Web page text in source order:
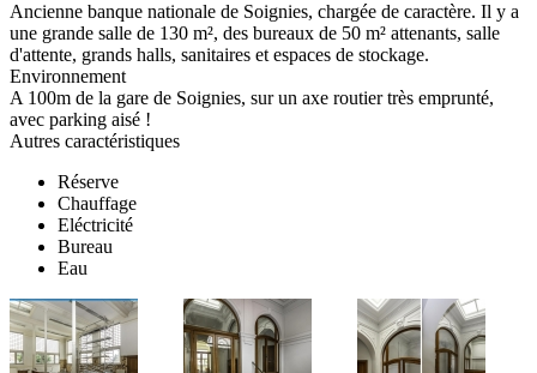
Ancienne banque nationale de Soignies, chargée de caractère. Il y a
une grande salle de 130 m², des bureaux de 50 m² attenants, salle
d'attente, grands halls, sanitaires et espaces de stockage.
Environnement
A 100m de la gare de Soignies, sur un axe routier très emprunté,
avec parking aisé !
Autres caractéristiques
Réserve
Chauffage
Eléctricité
Bureau
Eau